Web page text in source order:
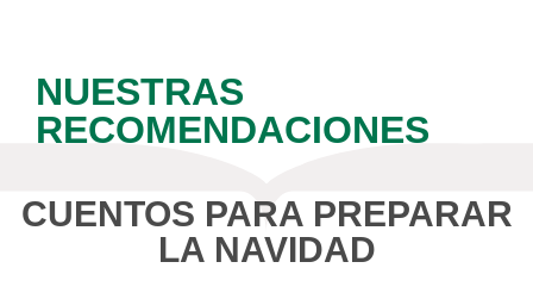
NUESTRAS
RECOMENDACIONES
CUENTOS PARA PREPARAR
LA NAVIDAD